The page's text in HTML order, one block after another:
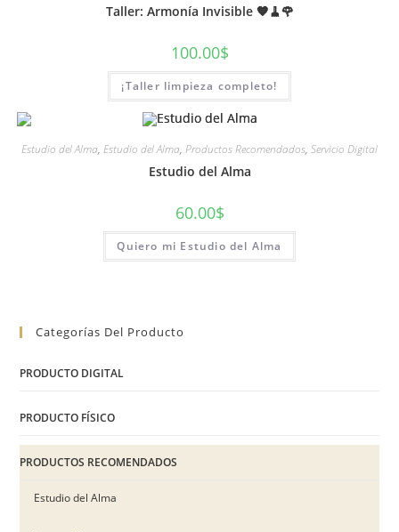
Taller: Armonía Invisible 🧡🧹🌹
100.00$
¡Taller limpieza completo!
Estudio del Alma, Estudio del Alma, Productos Recomendados, Servicio Digital
Estudio del Alma
60.00$
Quiero mi Estudio del Alma
Categorías Del Producto
PRODUCTO DIGITAL
PRODUCTO FÍSICO
PRODUCTOS RECOMENDADOS
Estudio del Alma